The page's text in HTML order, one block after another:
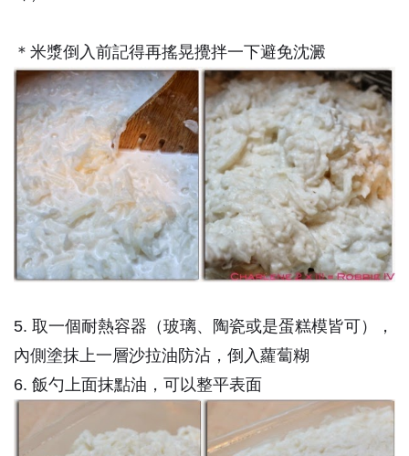
＊米漿倒入前記得再搖晃攪拌一下避免沈澱
5. 取一個耐熱容器（玻璃、陶瓷或是蛋糕模皆可），
內側塗抹上一層沙拉油防沾，倒入蘿蔔糊
6. 飯勺上面抹點油，可以整平表面